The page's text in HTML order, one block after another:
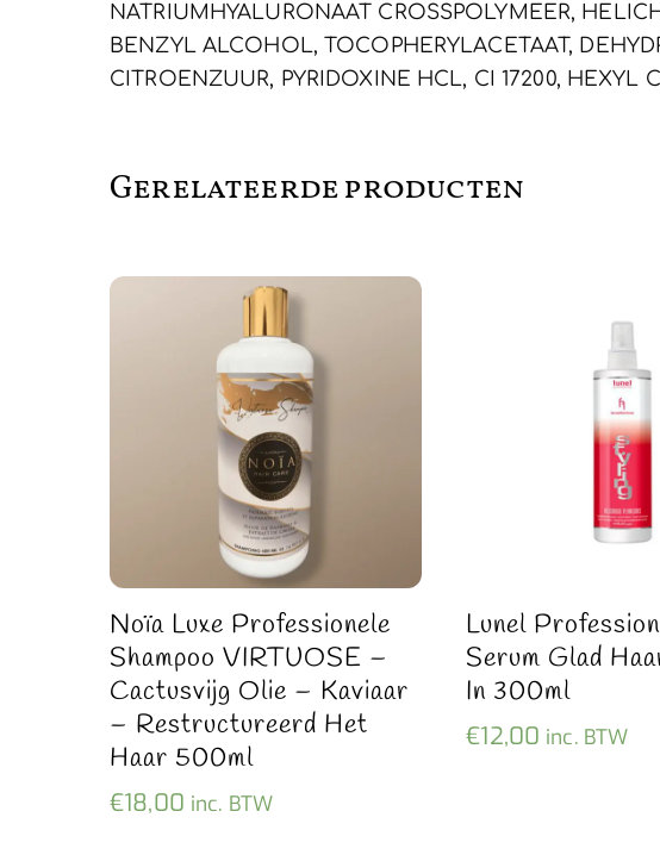
NATRIUMHYALURONAAT CROSSPOLYMEER,
BENZYL ALCOHOL, TOCOPHERYLACETAAT,
CITROENZUUR, PYRIDOXINE HCL, CI 17200, HEXYL
Gerelateerde producten
Noïa Luxe Professionele
Shampoo VIRTUOSE –
Cactusvijg Olie – Kaviaar
– Restructureerd Het
Haar 500ml
€18,00 inc. BTW
Lunel
Serum Glad
In 300ml
€12,00 inc. BTW